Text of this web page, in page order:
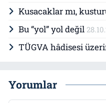
Kusacaklar mı,
Bu “yol” yol değil
TÜGVA hâdisesi
Yorumlar